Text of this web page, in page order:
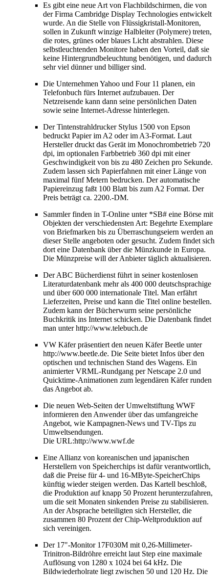
Es gibt eine neue Art von Flachbildschirmen, die von
der Firma Cambridge Display Technologies entwickelt
wurde. An die Stelle von Flüssigkristall-Monitoren,
sollen in Zukunft winzige Halbleiter (Polymere) treten,
die rotes, grünes oder blaues Licht abstrahlen. Diese
selbstleuchtenden Monitore haben den Vorteil, daß sie
keine Hintergrundbeleuchtung benötigen, und dadurch
sehr viel dünner und billiger sind.
Die Unternehmen Yahoo und Four 11 planen, ein
Telefonbuch fürs Internet aufzubauen. Der
Netzreisende kann dann seine persönlichen Daten
sowie seine Internet-Adresse hinterlegen.
Der Tintenstrahldrucker Stylus 1500 von Epson
bedruckt Papier im A2 oder im A3-Format. Laut
Hersteller druckt das Gerät im Monochrombetrieb 720
dpi, im optionalen Farbbetrieb 360 dpi mit einer
Geschwindigkeit von bis zu 480 Zeichen pro Sekunde.
Zudem lassen sich Papierfahnen mit einer Länge von
maximal fünf Metern bedrucken. Der automatische
Papiereinzug faßt 100 Blatt bis zum A2 Format. Der
Preis beträgt ca. 2200.-DM.
Sammler finden in T-Online unter *SB# eine Börse mit
Objekten der verschiedensten Art: Begehrte Exemplare
von Briefmarken bis zu Überraschungseiern werden an
dieser Stelle angeboten oder gesucht. Zudem findet sich
dort eine Datenbank über die Münzkunde in Europa.
Die Münzpreise will der Anbieter täglich aktualisieren.
Der ABC Bücherdienst führt in seiner kostenlosen
Literaturdatenbank mehr als 400 000 deutschsprachige
und über 600 000 internationale Titel. Man erfährt
Lieferzeiten, Preise und kann die Titel online bestellen.
Zudem kann der Bücherwurm seine persönliche
Buchkritik ins Internet schicken. Die Datenbank findet
man unter http://www.telebuch.de
VW Käfer präsentiert den neuen Käfer Beetle unter
http://www.beetle.de. Die Seite bietet Infos über den
optischen und technischen Stand des Wagens. Ein
animierter VRML-Rundgang per Netscape 2.0 und
Quicktime-Animationen zum legendären Käfer runden
das Angebot ab.
Die neuen Web-Seiten der Umweltstiftung WWF
informieren den Anwender über das umfangreiche
Angebot, wie Kampagnen-News und TV-Tips zu
Umweltsendungen.
Die URL:http://www.wwf.de
Eine Allianz von koreanischen und japanischen
Herstellern von Speicherchips ist dafür verantwortlich,
daß die Preise für 4- und 16-MByte-SpeicherChips
künftig wieder steigen werden. Das Kartell beschloß,
die Produktion auf knapp 50 Prozent herunterzufahren,
um die seit Monaten sinkenden Preise zu stabilisieren.
An der Absprache beteiligten sich Hersteller, die
zusammen 80 Prozent der Chip-Weltproduktion auf
sich vereinigen.
Der 17"-Monitor 17F030M mit 0,26-Millimeter-
Trinitron-Bildröhre erreicht laut Step eine maximale
Auflösung von 1280 x 1024 bei 64 kHz. Die
Bildwiederholrate liegt zwischen 50 und 120 Hz. Die